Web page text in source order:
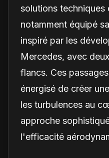
solutions techniques
notamment équipé
inspiré par les
Mercedes, avec
flancs. Ces
énergisé de créer
les turbulences au
approche
l'efficacité